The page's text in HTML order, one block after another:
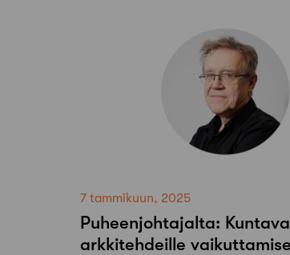
7 tammikuun, 2025
Puheenjohtajalta:
arkkitehdeille